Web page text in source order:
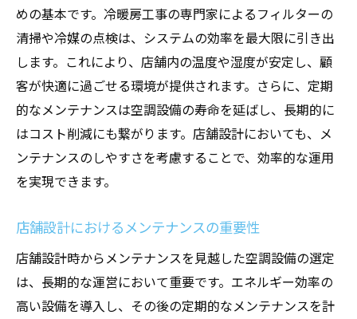
めの基本です。冷暖房工事の専門家によるフィルターの
清掃や冷媒の点検は、システムの効率を最大限に引き出
します。これにより、店舗内の温度や湿度が安定し、顧
客が快適に過ごせる環境が提供されます。さらに、定期
的なメンテナンスは空調設備の寿命を延ばし、長期的に
はコスト削減にも繋がります。店舗設計においても、メ
ンテナンスのしやすさを考慮することで、効率的な運用
を実現できます。
店舗設計におけるメンテナンスの重要性
店舗設計時からメンテナンスを見越した空調設備の選定
は、長期的な運営において重要です。エネルギー効率の
高い設備を導入し、その後の定期的なメンテナンスを計